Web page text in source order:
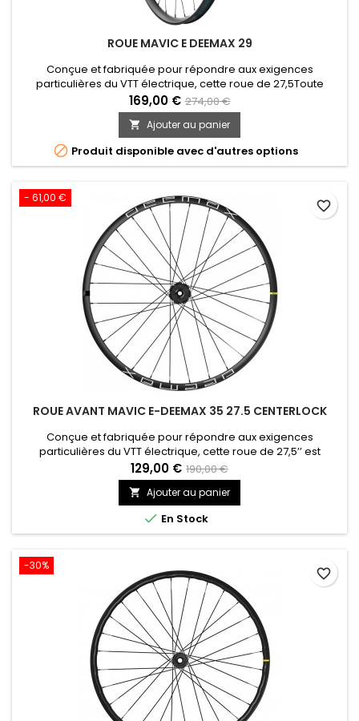
ROUE MAVIC E DEEMAX 29
Conçue et fabriquée pour répondre aux exigences
particulières du VTT électrique, cette roue de 27,5Toute
l'expertise Mavic réunie sur cette roue VTT spécifique E-Bike :
solide, fiable et durable, avec un nouveau profil de jante de
30mm qui facilite l'installation des pneus et protège contre
les crevaisons par pincement (technologie PFP).
169,00 € 274,00 €
 Ajouter au panier
 Produit disponible avec d'autres options
- 61,00 €
ROUE AVANT MAVIC E-DEEMAX 35 27.5 CENTERLOCK
Conçue et fabriquée pour répondre aux exigences
particulières du VTT électrique, cette roue de 27,5’’ est
équipée de jantes en aluminium avec système de protection
contre les crevaisons par pincement, et de toutes les
dernières technologies Mavic.
129,00 € 190,00 €
 Ajouter au panier
 En Stock
favorite_border
-30%
favorite_border